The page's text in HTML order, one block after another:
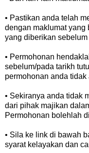
• Pastikan anda telah
dengan maklumat yang
yang diberikan
• Permohonan
sebelum/pada tarikh
permohonan anda tidak
• Sekiranya anda tidak
dari pihak majikan
Permohonan bolehlah
• Sila ke link di bawah
syarat kelayakan dan